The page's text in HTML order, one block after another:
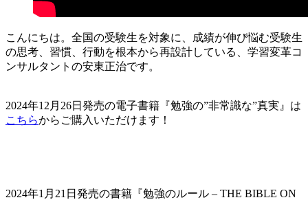
こんにちは。全国の受験生を対象に、成績が伸び悩む受験生
の思考、習慣、行動を根本から再設計している、学習変革コ
ンサルタントの安東正治です。
2024年12月26日発売の電子書籍『勉強の”非常識な”真実』は
こちらからご購入いただけます！
2024年1月21日発売の書籍『勉強のルール – THE BIBLE ON